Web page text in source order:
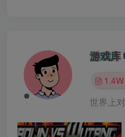
游戏库
世界上